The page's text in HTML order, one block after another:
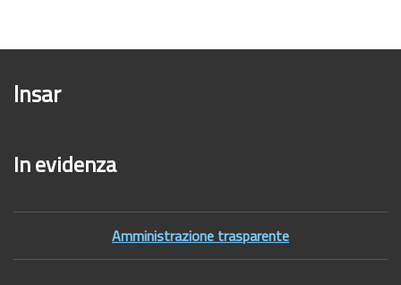
Insar
In evidenza
Amministrazione trasparente